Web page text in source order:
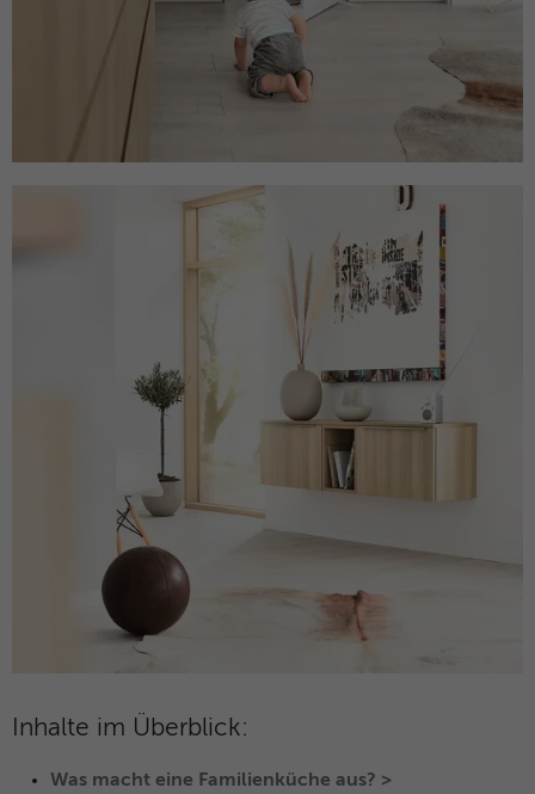
Inhalte im Überblick:
Was macht eine Familienküche aus? >
Browsersession
Zweck
Dieser Cookie dient dem Rate-Limiting. Er
stellt sicher, dass ein einzelner Nutzer
Anfragen sendet und so den Server
überlastet. Er ist Teil des
Sicherheitskonzepts (WAF - Web
Dieses Cookie wird verwendet, um die
Aktionen von Nutzern anzuzeigen, die die
Anklicken einer Anzeige besuchen.
Dieses Cookie wird verwendet für
Werbung, die an verschiedenen Stellen im
Web angezeigt wird.
NID / SID
Anbieter Google Analytics
Laufzeit 6 Monate
Google-Produkten wie der Google-Suche